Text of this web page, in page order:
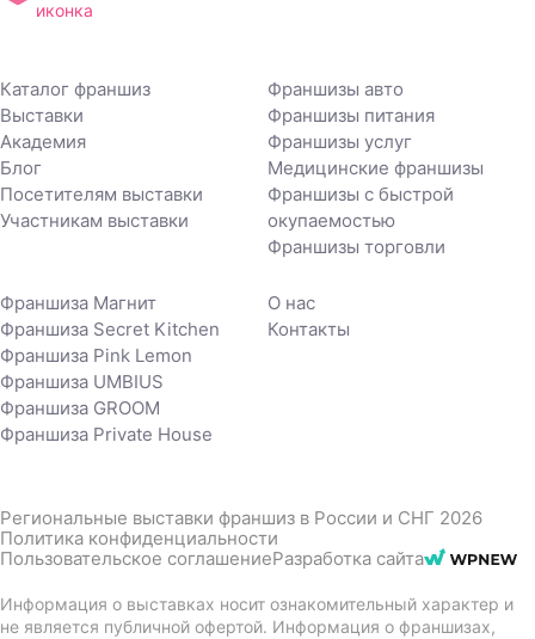
Каталог франшиз
Выставки
Академия
Блог
Посетителям выставки
Участникам выставки
Франшизы авто
Франшизы питания
Франшизы услуг
Медицинские франшизы
Франшизы с быстрой
окупаемостью
Франшизы торговли
Франшиза Магнит
Франшиза Secret Kitchen
Франшиза Pink Lemon
Франшиза UMBIUS
Франшиза GROOM
Франшиза Private House
О нас
Контакты
Региональные выставки франшиз в России и СНГ 2026
Политика конфиденциальности
Пользовательское соглашениеРазработка сайта
Информация о выставках носит ознакомительный характер и
не является публичной офертой. Информация о франшизах,